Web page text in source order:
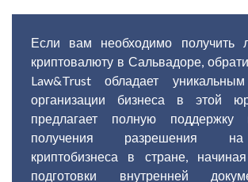
Если вам необходимо получить
криптовалюту в Сальвадоре,
Law&Trust обладает
организации бизнеса в этой
предлагает полную поддержку
получения разрешения
криптобизнеса в стране,
подготовки внутренней